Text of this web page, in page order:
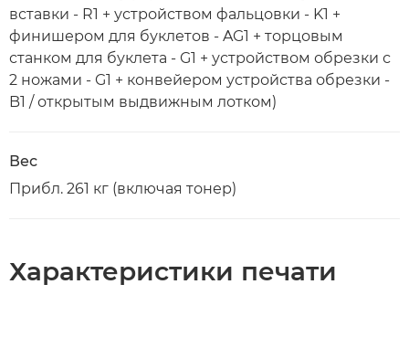
вставки - R1 + устройством фальцовки - K1 +
финишером для буклетов - AG1 + торцовым
станком для буклета - G1 + устройством обрезки с
2 ножами - G1 + конвейером устройства обрезки -
B1 / открытым выдвижным лотком)
Вес
Прибл. 261 кг (включая тонер)
Характеристики печати